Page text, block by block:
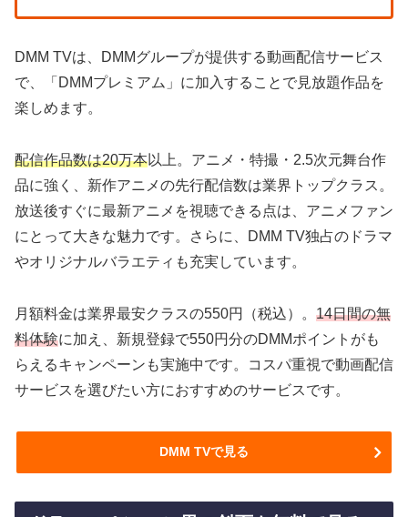
DMM TVは、DMMグループが提供する動画配信サービス
で、「DMMプレミアム」に加入することで見放題作品を
楽しめます。
配信作品数は20万本以上。アニメ・特撮・2.5次元舞台作
品に強く、新作アニメの先行配信数は業界トップクラス。
放送後すぐに最新アニメを視聴できる点は、アニメファン
にとって大きな魅力です。さらに、DMM TV独占のドラマ
やオリジナルバラエティも充実しています。
月額料金は業界最安クラスの550円（税込）。 14日間の無
料体験に加え、新規登録で550円分のDMMポイントがも
らえるキャンペーンも実施中です。コスパ重視で動画配信
サービスを選びたい方におすすめのサービスです。
DMM TVで見る